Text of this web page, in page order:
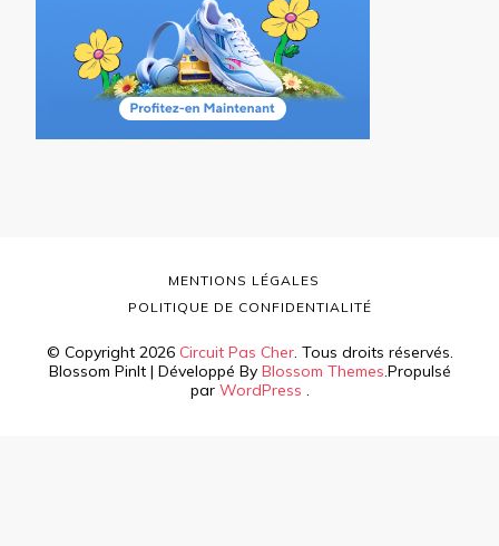
© Copyright 2026 Circuit Pas Cher. Tous droits réservés.
Blossom PinIt | Développé By Blossom Themes.Propulsé
par WordPress .
MENTIONS LÉGALES
POLITIQUE DE CONFIDENTIALITÉ